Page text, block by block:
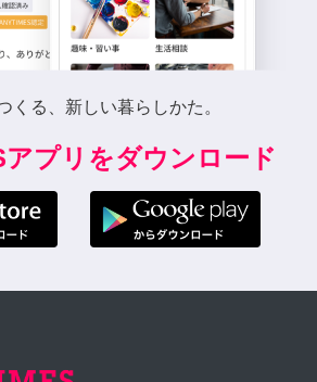
くる、新しい暮らしかた。
アプリをダウンロード